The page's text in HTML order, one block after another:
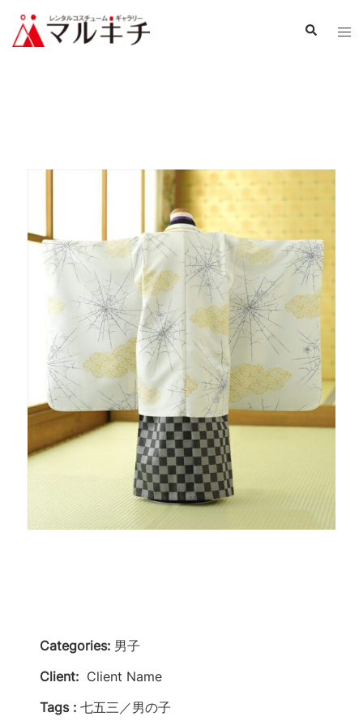
Categories: 男子
Client: Client Name
Tags : 七五三／男の子